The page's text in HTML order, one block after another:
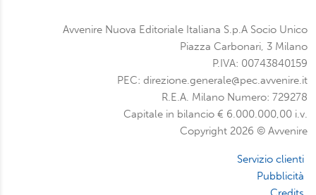
Avvenire Nuova Editoriale Italiana S.p.A Socio Unico
Piazza Carbonari, 3 Milano
P.IVA: 00743840159
PEC: direzione.generale@pec.avvenire.it
R.E.A. Milano Numero: 729278
Capitale in bilancio € 6.000.000,00 i.v.
Copyright 2026 © Avvenire
Servizio clienti
Pubblicità